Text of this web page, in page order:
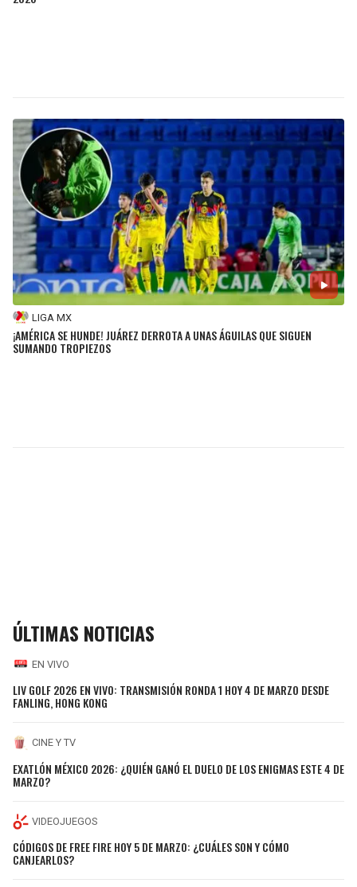
LIGA MX
¡AMÉRICA SE HUNDE! JUÁREZ DERROTA A UNAS ÁGUILAS QUE SIGUEN
SUMANDO TROPIEZOS
ÚLTIMAS NOTICIAS
EN VIVO
LIV GOLF 2026 EN VIVO: TRANSMISIÓN RONDA 1 HOY 4 DE MARZO DESDE
FANLING, HONG KONG
CINE Y TV
EXATLÓN MÉXICO 2026: ¿QUIÉN GANÓ EL DUELO DE LOS ENIGMAS ESTE 4 DE
MARZO?
VIDEOJUEGOS
CÓDIGOS DE FREE FIRE HOY 5 DE MARZO: ¿CUÁLES SON Y CÓMO
CANJEARLOS?